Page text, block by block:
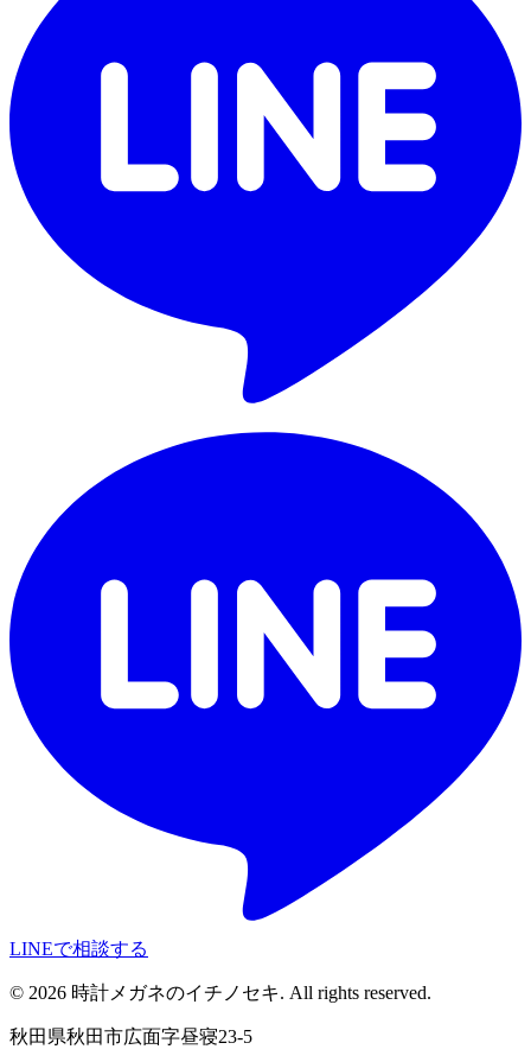
LINEで相談する
© 2026 時計メガネのイチノセキ. All rights reserved.
秋田県秋田市広面字昼寝23-5